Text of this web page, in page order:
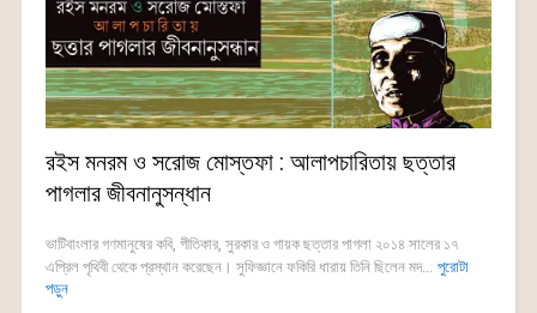
রইস মনরম ও সরোজ মোস্তফা : আলাপচারিতায় ছত্তার
পাগলার জীবনানুসন্ধান
ভাটিবাংলার গণমানুষের কবি, গীতিকার, সুরকার ও গায়ক ছত্তার পাগলা ২০১৪ সালের ১৭
এপ্রিল পৃথিবী থেকে প্রস্থান করেছেন। সুফিজ্ঞানে ফকিরি ধারায় তিনি ছিলেন মদ... পুরোটা
পড়ুন